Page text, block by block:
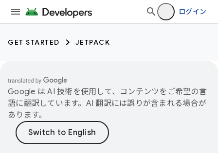
ログイン
GET STARTED JETPACK
Google は AI 技術を使用して、コンテンツをご希望の言
語に翻訳しています。AI 翻訳には誤りが含まれる場合が
あります。